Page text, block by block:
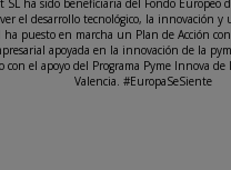
el desarrollo tecnológico, la innovación y
ha puesto en marcha un Plan de Acción
apoyada en la innovación de la
con el apoyo del Programa Pyme Innova de
Valencia. #EuropaSeSiente